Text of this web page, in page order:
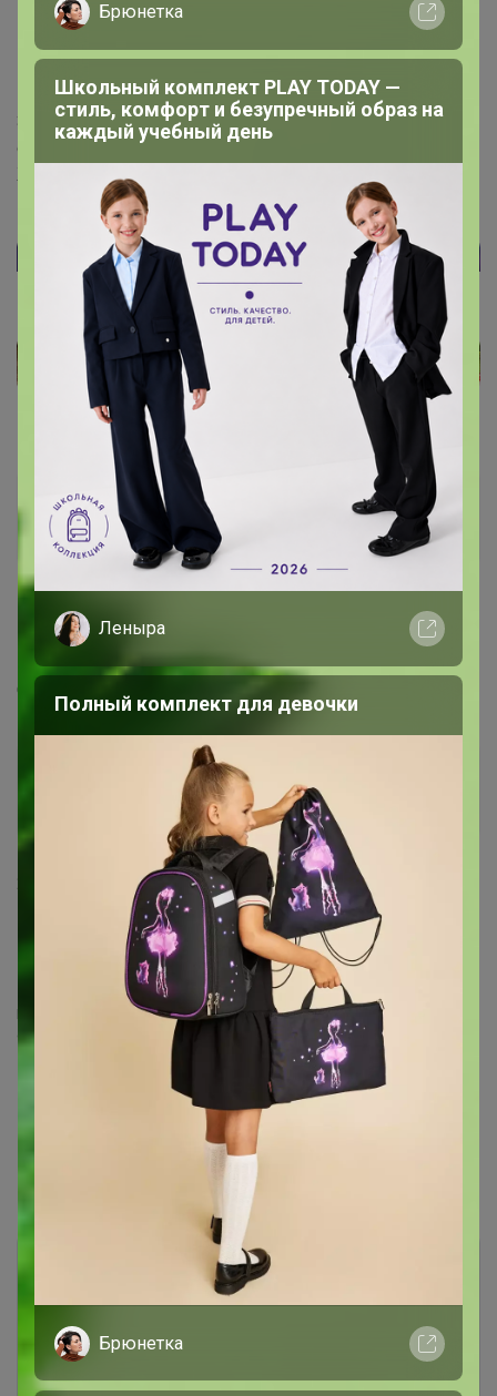
Красная этикетка это В и это темная обжарка с
выгрузкой 211 градусов
Голубая этикетка это С и это средняя обжарка с
выгрузкой 207градусов
Зеленые этикетки это робусты, буква R - все средней
обжарки с выгрузкой 207 градусов
Желтые этикетки это D светлая обжарка
Luida
Гений СП
11 октября, 2021 20:54
Бонифаций,здравствуйте поменяйте ЦР СДЭК.На
Орджоникидзе, Новосибирск, на ЦР Саяногорск.
БонЖур
Магистр
22 октября, 2021 20:55 1
Бонифаций
, благодарю за кофейный презент!) оч
неожиданно и приятно))
Если ты действительно чего-то хочешь,вся вселенная будет
содействовать тому,чтобы это произошло.(с) Пауло Коэльо
Показаны записи
Брюнетка
Школьный комплект PLAY TODAY —
стиль, комфорт и безупречный образ на
каждый учебный день
Леныра
Полный комплект для девочки
Брюнетка